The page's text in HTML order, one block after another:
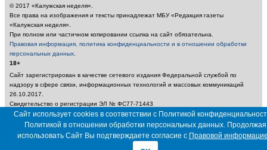
© 2017 «Калужская неделя».
Все права на изображения и тексты принадлежат МБУ «Редакция газеты
«Калужская неделя».
При полном или частичном копировании ссылка на сайт обязательна.
Правовая информация, политика конфиденциальности и в отношении обработки
персональных данных
18+
Сайт зарегистрирован в качестве сетевого издания Федеральной службой по
надзору в сфере связи, информационных технологий и массовых коммуникаций
26.10.2017.
Свидетельство о регистрации ЭЛ № ФС77-71443
Учредитель: Муниципальное бюджетное учреждение «Редакция газеты «Калужская
неделя»
Главный редактор: Амбарцумян А. Ю. / Электронный адрес редакции:
nedelya_kaluga@adm.kaluga.ru / Телефон редакции: 400-424
Сайт использует cookies в соответствии с Политикой
Политикой в отношении обработки персональных данных. Продолжая
использовать Сайт Вы подтверждаете согласие с Правовой